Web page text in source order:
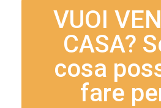
VUOI
CASA?
cosa
fare